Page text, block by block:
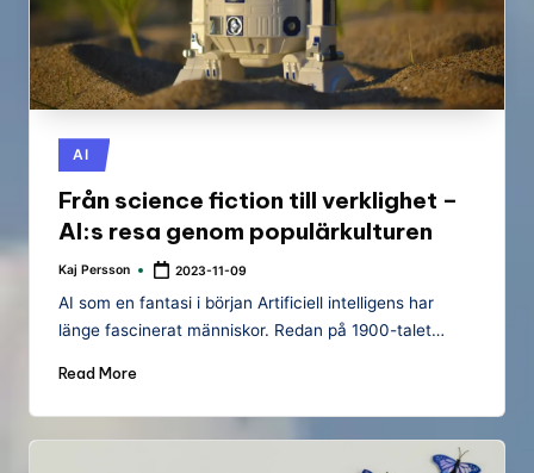
Posted
in
AI
Från science fiction till verklighet –
AI:s resa genom populärkulturen
Posted
Kaj Persson 2023-11-09
AI som en fantasi i början Artificiell intelligens har
länge fascinerat människor. Redan på 1900-talet…
Read More